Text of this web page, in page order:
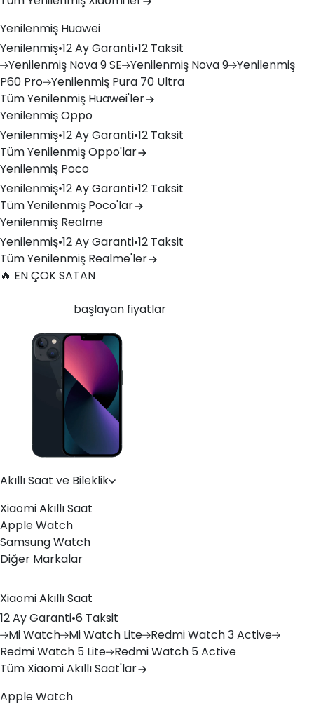
Yenilenmiş Huawei
Yenilenmiş•12 Ay Garanti•12 Taksit
Yenilenmiş Nova 9 SE Yenilenmiş Nova 9 Yenilenmiş
P60 Pro Yenilenmiş Pura 70 Ultra
Tüm Yenilenmiş Huawei'ler
Yenilenmiş Oppo
Yenilenmiş•12 Ay Garanti•12 Taksit
Tüm Yenilenmiş Oppo'lar
Yenilenmiş Poco
Yenilenmiş•12 Ay Garanti•12 Taksit
Tüm Yenilenmiş Poco'lar
Yenilenmiş Realme
Yenilenmiş•12 Ay Garanti•12 Taksit
Tüm Yenilenmiş Realme'ler
🔥 EN ÇOK SATAN
başlayan fiyatlar
Akıllı Saat ve Bileklik
Xiaomi Akıllı Saat
Apple Watch
Samsung Watch
Diğer Markalar
Xiaomi Akıllı Saat
12 Ay Garanti•6 Taksit
MiWatch MiWatch Lite RedmiWatch 3 Active
RedmiWatch 5 Lite RedmiWatch 5 Active
Tüm Xiaomi Akıllı Saat'lar
Apple Watch